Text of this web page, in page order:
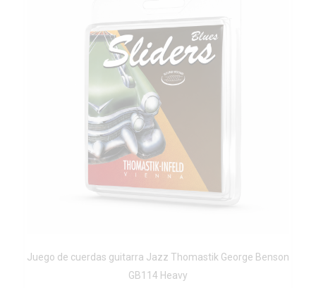
Juego de cuerdas guitarra Jazz Thomastik George Benson
GB114 Heavy